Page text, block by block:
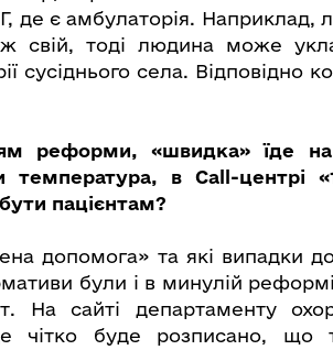
де є амбулаторія. Наприклад,
свій, тоді людина може
сусіднього села. Відповідно
реформи, «швидка» їде на
температура, в Call-центрі
пацієнтам?
допомога» та які випадки
були і в минулій
На сайті департаменту
чітко буде розписано, що